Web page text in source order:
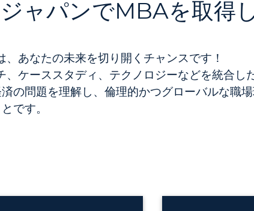
ャパンでMBAを取得
あなたの未来を切り開くチャンスです！
ケーススタディ、テクノロジーなどを統合し
の問題を理解し、倫理的かつグローバルな職
です。